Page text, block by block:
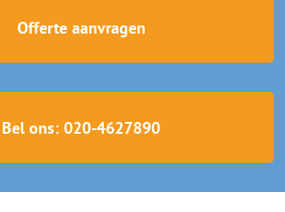
Offerte aanvragen
Bel ons: 020-4627890